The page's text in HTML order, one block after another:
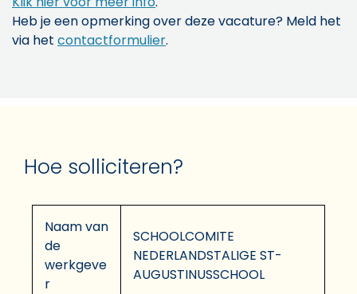
Heb je een opmerking over deze vacature? Meld het
via het contactformulier.
Hoe solliciteren?
Naam van
de
werkgeve
r
SCHOOLCOMITE
NEDERLANDSTALIGE ST-
AUGUSTINUSSCHOOL